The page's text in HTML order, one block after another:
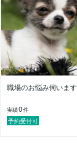
職場のお悩み伺います
実績0件
予約受付可